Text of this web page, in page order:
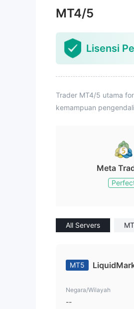
MT4/5
Lisensi
Trader MT4/5 utama
kemampuan
Meta
All Servers
MT5
Negara/Wilayah
--